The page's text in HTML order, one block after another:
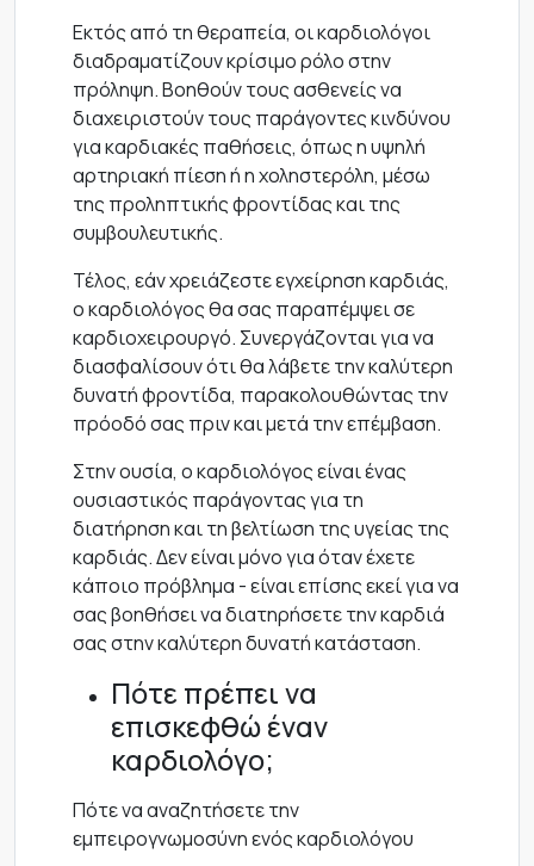
Εκτός από τη θεραπεία, οι καρδιολόγοι
διαδραματίζουν κρίσιμο ρόλο στην
πρόληψη. Βοηθούν τους ασθενείς να
διαχειριστούν τους παράγοντες κινδύνου
για καρδιακές παθήσεις, όπως η υψηλή
αρτηριακή πίεση ή η χοληστερόλη, μέσω
της προληπτικής φροντίδας και της
συμβουλευτικής.
Τέλος, εάν χρειάζεστε εγχείρηση καρδιάς,
ο καρδιολόγος θα σας παραπέμψει σε
καρδιοχειρουργό. Συνεργάζονται για να
διασφαλίσουν ότι θα λάβετε την καλύτερη
δυνατή φροντίδα, παρακολουθώντας την
πρόοδό σας πριν και μετά την επέμβαση.
Στην ουσία, ο καρδιολόγος είναι ένας
ουσιαστικός παράγοντας για τη
διατήρηση και τη βελτίωση της υγείας της
καρδιάς. Δεν είναι μόνο για όταν έχετε
κάποιο πρόβλημα - είναι επίσης εκεί για να
σας βοηθήσει να διατηρήσετε την καρδιά
σας στην καλύτερη δυνατή κατάσταση.
Πότε πρέπει να
επισκεφθώ έναν
καρδιολόγο;
Πότε να αναζητήσετε την
εμπειρογνωμοσύνη ενός καρδιολόγου